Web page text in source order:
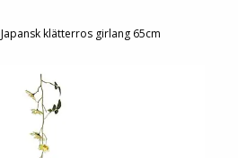
Japansk klätterros girlang 65cm